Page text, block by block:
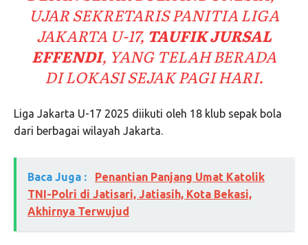
UJAR SEKRETARIS PANITIA LIGA
JAKARTA U-17, TAUFIK JURSAL
EFFENDI, YANG TELAH BERADA
DI LOKASI SEJAK PAGI HARI.
Liga Jakarta U-17 2025 diikuti oleh 18 klub sepak bola
dari berbagai wilayah Jakarta.
Baca Juga :
Penantian Panjang Umat Katolik
TNI-Polri di Jatisari, Jatiasih, Kota Bekasi,
Akhirnya Terwujud